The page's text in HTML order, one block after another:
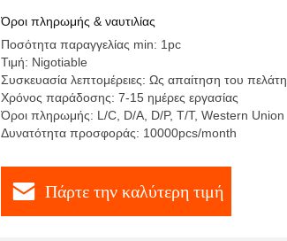
Όροι πληρωμής & ναυτιλίας
Ποσότητα παραγγελίας min: 1pc
Τιμή: Nigotiable
Συσκευασία λεπτομέρειες: Ως απαίτηση του πελάτη
Χρόνος παράδοσης: 7-15 ημέρες εργασίας
Όροι πληρωμής: L/C, D/A, D/P, T/T, Western Union
Δυνατότητα προσφοράς: 10000pcs/month
Πάρτε την καλύτερη τιμή